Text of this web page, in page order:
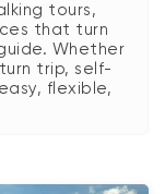
tours,
that turn
Whether
trip, self-
flexible,